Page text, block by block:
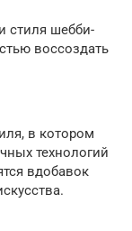
стиля шебби-
воссоздать
в котором
технологий
вдобавок